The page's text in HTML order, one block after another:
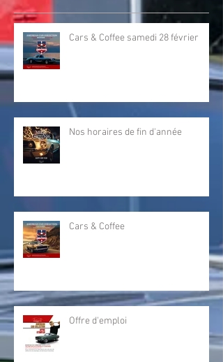
Cars & Coffee samedi 28 février
Nos horaires de fin d'année
Cars & Coffee
Offre d'emploi